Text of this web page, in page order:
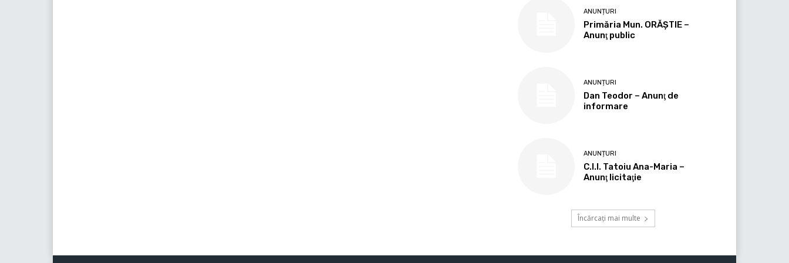
ANUNȚURI
Primăria Mun. ORĂȘTIE –
Anunţ public
ANUNȚURI
Dan Teodor – Anunţ de
informare
ANUNȚURI
C.I.I. Tatoiu Ana-Maria –
Anunţ licitaţie
Încărcați mai multe